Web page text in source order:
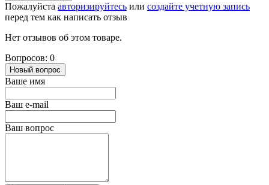
Пожалуйста авторизируйтесь или создайте учетную запись
перед тем как написать отзыв
Нет отзывов об этом товаре.
Вопросов: 0
Новый вопрос
Ваше имя
Ваш e-mail
Ваш вопрос